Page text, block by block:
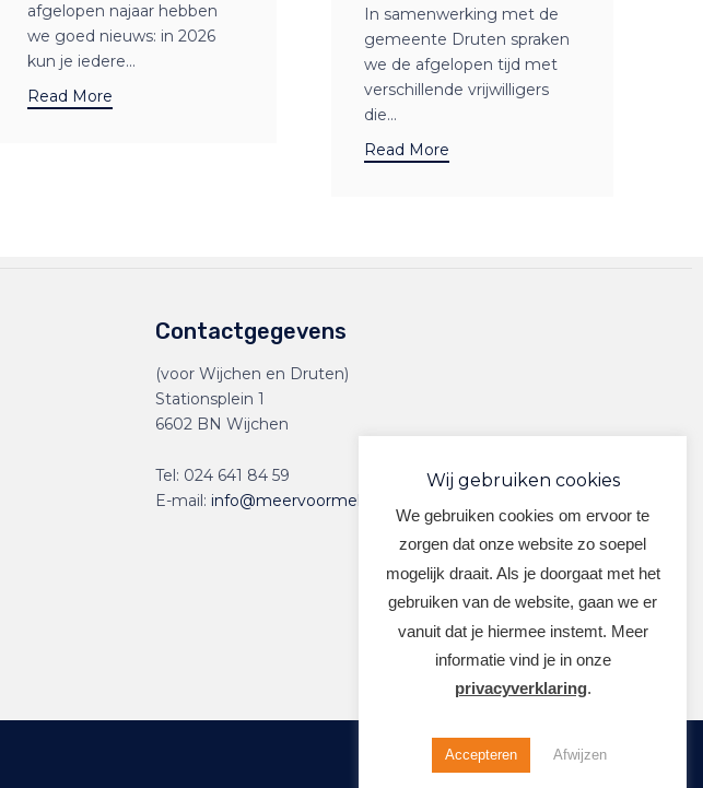
afgelopen najaar hebben
we goed nieuws: in 2026
kun je iedere...
Read More
In samenwerking met de
gemeente Druten spraken
we de afgelopen tijd met
verschillende vrijwilligers
die...
Read More
Contactgegevens
(voor Wijchen en Druten)
Stationsplein 1
6602 BN Wijchen
Tel: 024 641 84 59
E-mail: info@meervoormekaar.nl
Wij gebruiken cookies
We gebruiken cookies om ervoor te
zorgen dat onze website zo soepel
mogelijk draait. Als je doorgaat met het
gebruiken van de website, gaan we er
vanuit dat je hiermee instemt. Meer
informatie vind je in onze
privacyverklaring.
Accepteren Afwijzen